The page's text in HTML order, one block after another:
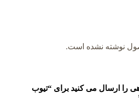
نوشته نشده است.
را ارسال می کنید برای “تیوب